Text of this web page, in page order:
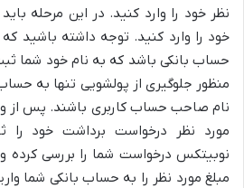
نظر خود را وارد کنید. در این مرحله
خود را وارد کنید. توجه داشته باشید
حساب بانکی باشد که به نام خود شما
منظور جلوگیری از پولشویی تنها به
نام صاحب حساب کاربری باشند. پس از
مورد نظر درخواست برداشت خود را
نوبیتکس درخواست شما را بررسی
مبلغ مورد نظر را به حساب بانکی شما